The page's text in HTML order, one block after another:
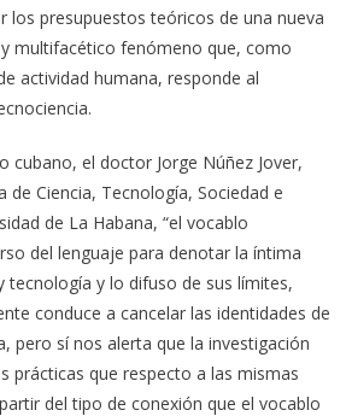
los presupuestos teóricos de una nueva
multifacético fenómeno que, como
actividad humana, responde al
cubano, el doctor Jorge Núñez Jover,
de Ciencia, Tecnología, Sociedad e
de La Habana, “el vocablo
del lenguaje para denotar la íntima
tecnología y lo difuso de sus límites,
conduce a cancelar las identidades de
pero sí nos alerta que la investigación
prácticas que respecto a las mismas
del tipo de conexión que el vocablo